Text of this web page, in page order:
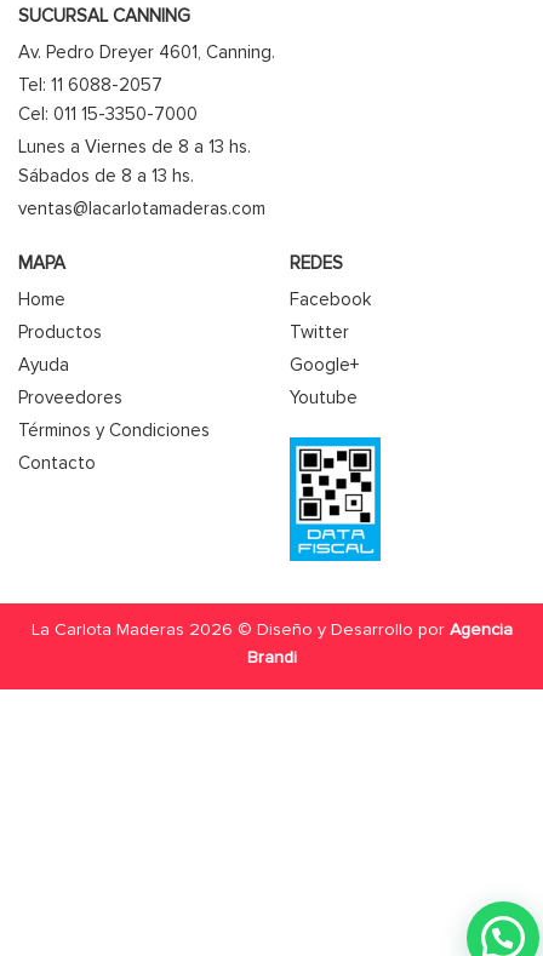
SUCURSAL CANNING
Av. Pedro Dreyer 4601, Canning.
Tel: 11 6088-2057
Cel: 011 15-3350-7000
Lunes a Viernes de 8 a 13 hs.
Sábados de 8 a 13 hs.
ventas@lacarlotamaderas.com
MAPA
Home
Productos
Ayuda
Proveedores
Términos y Condiciones
Contacto
REDES
Facebook
Twitter
Google+
Youtube
La Carlota Maderas 2026 © Diseño y Desarrollo por Agencia
Brandi